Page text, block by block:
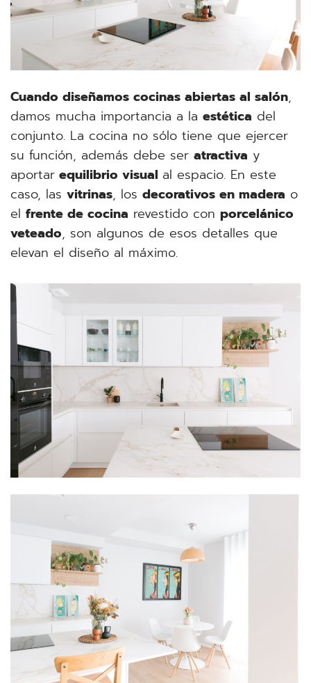
Cuando diseñamos cocinas abiertas al salón,
damos mucha importancia a la estética del
conjunto. La cocina no sólo tiene que ejercer
su función, además debe ser atractiva y
aportar equilibrio visual al espacio. En este
caso, las vitrinas, los decorativos en madera o
el frente de cocina revestido con porcelánico
veteado, son algunos de esos detalles que
elevan el diseño al máximo.